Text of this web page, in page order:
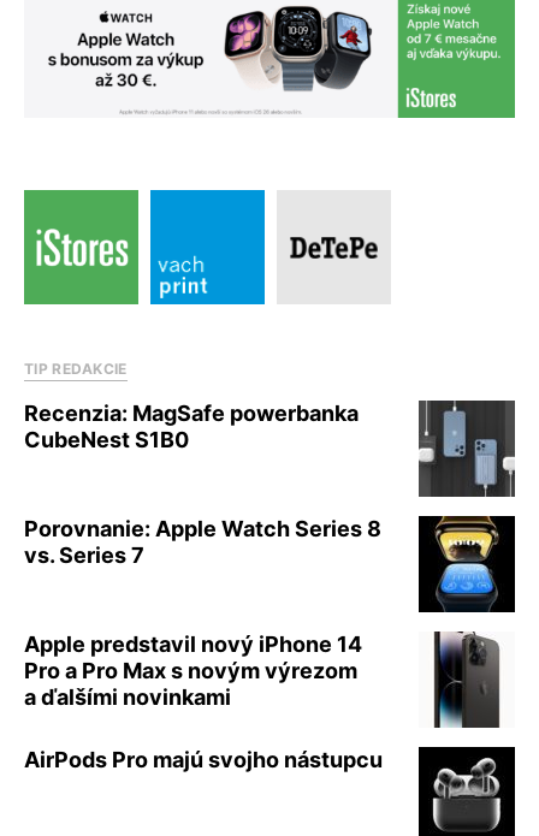
TIP REDAKCIE
Recenzia: MagSafe powerbanka
CubeNest S1B0
Porovnanie: Apple Watch Series 8
vs. Series 7
Apple predstavil nový iPhone 14
Pro a Pro Max s novým výrezom
a ďalšími novinkami
AirPods Pro majú svojho nástupcu